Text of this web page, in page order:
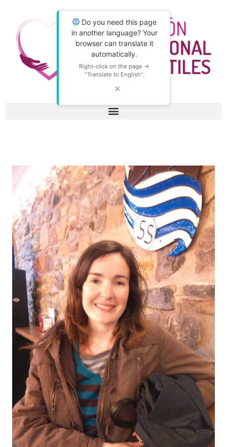
Do you need this page
in another language? Your
browser can translate it
automatically.
Right-click on the page →
"Translate to English".
✕